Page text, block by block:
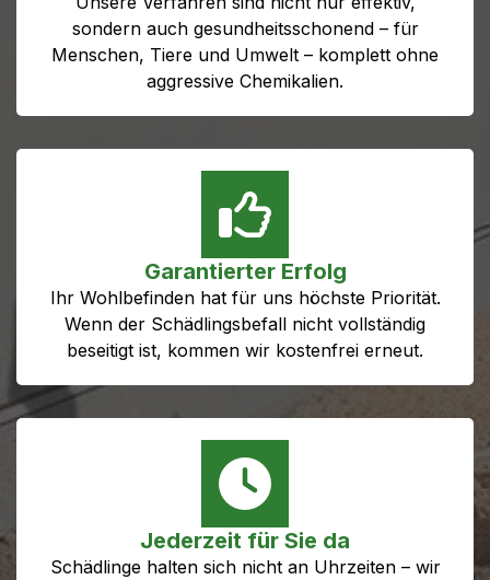
sondern auch gesundheitsschonend – für
Menschen, Tiere und Umwelt – komplett ohne
aggressive Chemikalien.
Garantierter Erfolg
Ihr Wohlbefinden hat für uns höchste Priorität.
Wenn der Schädlingsbefall nicht vollständig
beseitigt ist, kommen wir kostenfrei erneut.
Jederzeit für Sie da
Schädlinge halten sich nicht an Uhrzeiten – wir